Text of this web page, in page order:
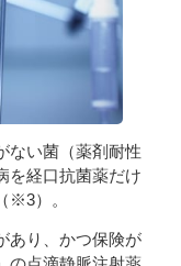
ない菌（薬剤耐性
を経口抗菌薬だけ
※3）。
あり、かつ保険が